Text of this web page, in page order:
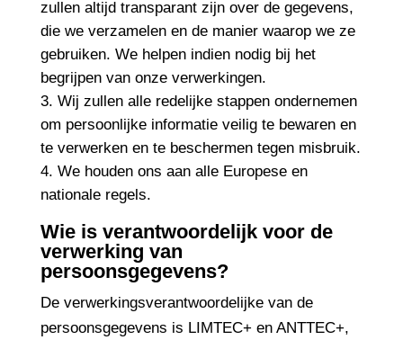
zullen altijd transparant zijn over de gegevens,
die we verzamelen en de manier waarop we ze
gebruiken. We helpen indien nodig bij het
begrijpen van onze verwerkingen.
Wij zullen alle redelijke stappen ondernemen
om persoonlijke informatie veilig te bewaren en
te verwerken en te beschermen tegen misbruik.
We houden ons aan alle Europese en
nationale regels.
Wie is verantwoordelijk voor de
verwerking van
persoonsgegevens?
De verwerkingsverantwoordelijke van de
persoonsgegevens is LIMTEC+ en ANTTEC+,